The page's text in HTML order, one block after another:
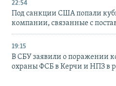
22:54
Под санкции США попали
компании, связанные с
19:15
В СБУ заявили о поражении
охраны ФСБ в Керчи и НПЗ в